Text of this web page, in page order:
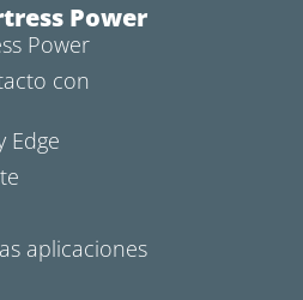
Power
Power
con
Edge
aplicaciones